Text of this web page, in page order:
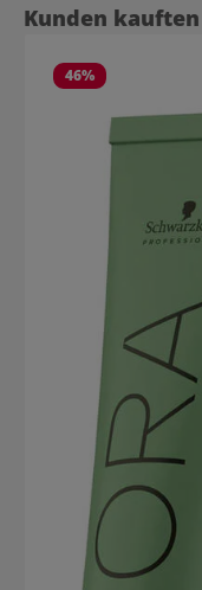
Produktgalerie
Kunden
46%